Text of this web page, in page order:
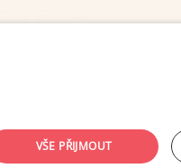
VŠE PŘIJMOUT